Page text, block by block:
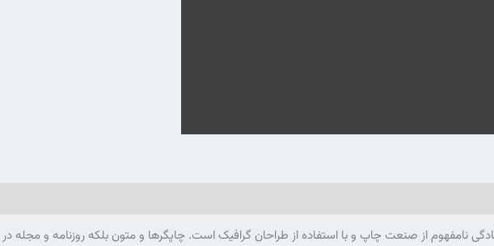
نامفهوم از صنعت چاپ و با استفاده از طراحان گرافیک است. چاپگرها و متون بلکه روزنامه و مجله